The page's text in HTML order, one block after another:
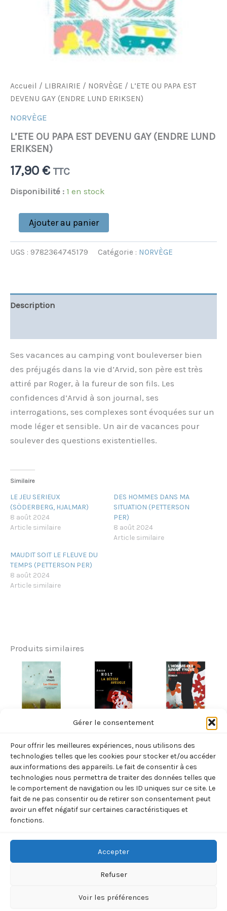
Gérer le consentement
Pour offrir les meilleures expériences, nous utilisons des
technologies telles que les cookies pour stocker et/ou accéder
aux informations des appareils. Le fait de consentir à ces
technologies nous permettra de traiter des données telles que
le comportement de navigation ou les ID uniques sur ce site. Le
fait de ne pas consentir ou de retirer son consentement peut
avoir un effet négatif sur certaines caractéristiques et
fonctions.
Accepter
Refuser
Voir les préférences
Accueil / LIBRAIRIE / NORVÈGE / L’ETE OU PAPA EST
DEVENU GAY (ENDRE LUND ERIKSEN)
NORVÈGE
L’ETE OU PAPA EST DEVENU GAY (ENDRE LUND
ERIKSEN)
17,90 € TTC
Disponibilité : 1 en stock
Ajouter au panier
UGS : 9782364745179 Catégorie : NORVÈGE
Description
Ses vacances au camping vont bouleverser bien
des préjugés dans la vie d’Arvid, son père est très
attiré par Roger, à la fureur de son fils. Les
confidences d’Arvid à son journal, ses
interrogations, ses complexes sont évoquées sur un
mode léger et sensible. Un air de vacances pour
soulever des questions existentielles.
Similaire
LE JEU SERIEUX
(SÖDERBERG, HJALMAR)
8 août 2024
Article similaire
DES HOMMES DANS MA
SITUATION (PETTERSON
PER)
8 août 2024
Article similaire
MAUDIT SOIT LE FLEUVE DU
TEMPS (PETTERSON PER)
8 août 2024
Article similaire
Produits similaires
LES OISEAUX
(TARJEI
VESAAS)
8,70
Ajouter
panier
LA DEESSE
AVEUGLE
(ANNE HOLT)
7,70 € TTC
panier
L’HOMME QUI
AIMAIT YNGVE
(TORE
RENBERG)
21,50€ TTC
au